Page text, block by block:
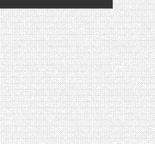
MOIS D’AVRIL 2024
SANTÉ #67 : L’AVIS
QUE LA VIE DES
: LES MY LITTLE &
MOIS DE FÉVRIER ET
DU MOIS
#34 : IDÉES